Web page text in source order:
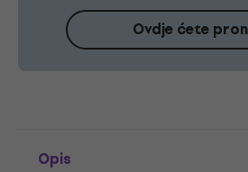
Ovdje ćete
Opis